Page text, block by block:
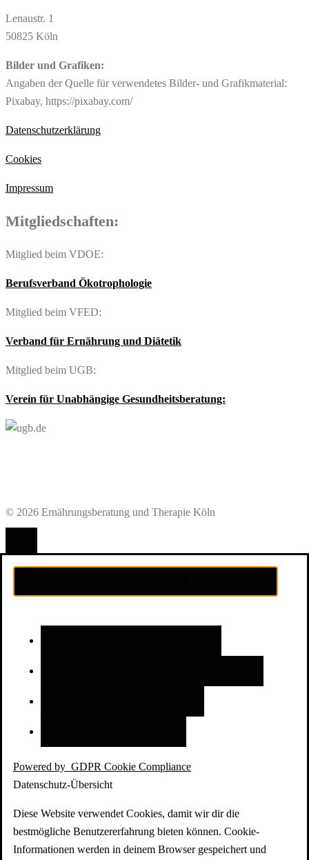
Lenaustr. 1
50825 Köln
Bilder und Grafiken:
Angaben der Quelle für verwendetes Bilder- und Grafikmaterial:
Pixabay, https://pixabay.com/
Datenschutzerklärung
Cookies
Impressum
Mitgliedschaften:
Mitglied beim VDOE:
Berufsverband Ökotrophologie
Mitglied beim VFED:
Verband für Ernährung und Diätetik
Mitglied beim UGB:
Verein für Unabhängige Gesundheitsberatung:
© 2026 Ernährungsberatung und Therapie Köln
Powered by GDPR Cookie Compliance
Datenschutz-Übersicht
Diese Website verwendet Cookies, damit wir dir die
bestmögliche Benutzererfahrung bieten können. Cookie-
Informationen werden in deinem Browser gespeichert und